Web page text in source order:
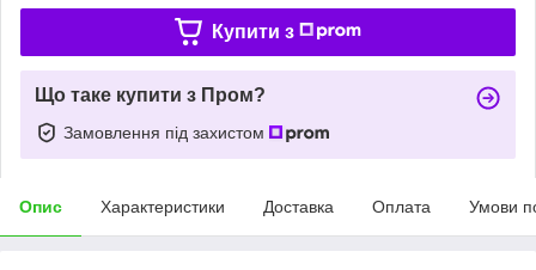
Купити з
Що таке купити з Пром?
Замовлення під захистом
Опис Характеристики Доставка Оплата Умови